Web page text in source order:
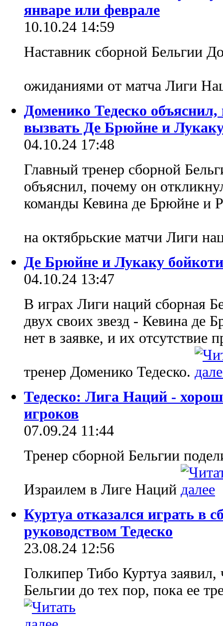
январе или феврале
10.10.24 14:59
Наставник сборной Бельгии
ожиданиями от матча Лиги
Доменико Тедеско объяснил,
вызвать Де Брюйне и
04.10.24 17:48
Главный тренер сборной
объяснил, почему он
команды Кевина де Брюйне и
на октябрьские матчи Лиги
Де Брюйне и Лукаку
04.10.24 13:47
В играх Лиги наций сборная
двух своих звезд - Кевина де
нет в заявке, и их отсутствие
тренер Доменико Тедеско.
Тедеско: Лига Наций -
игроков
07.09.24 11:44
Тренер сборной Бельгии
Израилем в Лиге Наций
Куртуа отказался играть в
руководством Тедеско
23.08.24 12:56
Голкипер Тибо Куртуа
Бельгии до тех пор, пока ее